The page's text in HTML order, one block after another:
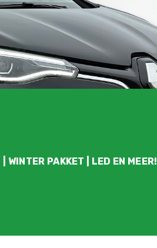
| WINTER PAKKET | LED EN MEER!